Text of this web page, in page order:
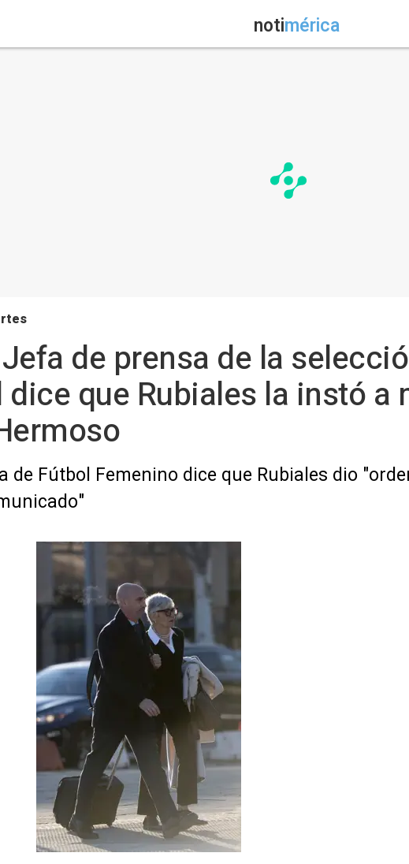
notimérica
de prensa de la
que Rubiales la instó a
de Fútbol Femenino dice que Rubiales dio